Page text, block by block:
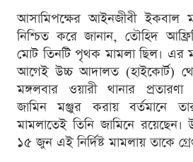
আসামিপক্ষের আইনজীবী ইকবাল
নিশ্চিত করে জানান, তৌহিদ
মোট তিনটি পৃথক মামলা ছিল। এর
আগেই উচ্চ আদালত (হাইকোর্ট)
মঙ্গলবার ওয়ারী থানার প্রতারণা
জামিন মঞ্জুর করায় বর্তমানে
মামলাতেই তিনি জামিনে
১৫ জুন এই নির্দিষ্ট মামলায় তাকে